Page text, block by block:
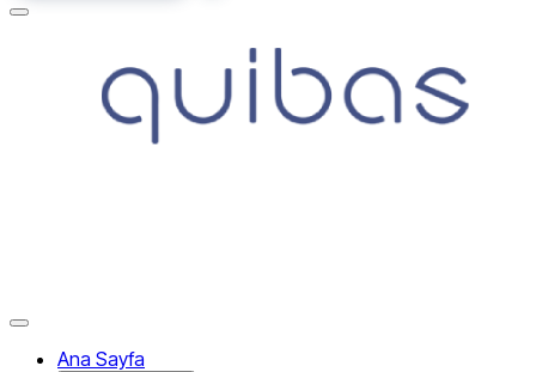
Menu
Menüyü Kapat
Ana Sayfa